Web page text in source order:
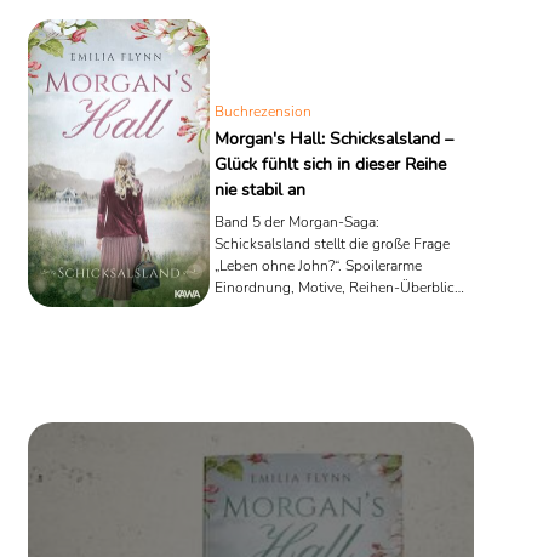
Buchrezension
Morgan's Hall: Schicksalsland –
Glück fühlt sich in dieser Reihe
nie stabil an
Band 5 der Morgan-Saga:
Schicksalsland stellt die große Frage
„Leben ohne John?“. Spoilerarme
Einordnung, Motive, Reihen-Überblick